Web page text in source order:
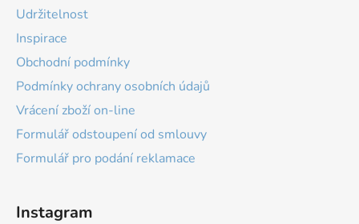
Udržitelnost
Inspirace
Obchodní podmínky
Podmínky ochrany osobních údajů
Vrácení zboží on-line
Formulář odstoupení od smlouvy
Formulář pro podání reklamace
Instagram